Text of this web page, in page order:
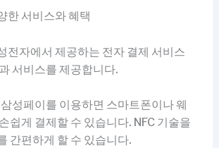
한 서비스와 혜택
전자에서 제공하는 전자 결제 서비스
서비스를 제공합니다.
성페이를 이용하면 스마트폰이나 웨
쉽게 결제할 수 있습니다. NFC 기술을
간편하게 할 수 있습니다.